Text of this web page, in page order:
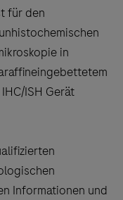
für den
in
ISH Gerät
Informationen und